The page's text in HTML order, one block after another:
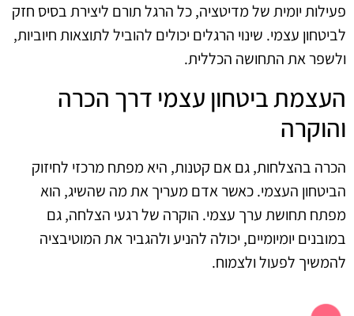
פעילות יומית של מדיטציה, כל הרגל תורם ליצירת בסיס חזק
לביטחון עצמי. שינוי הרגלים יכולים להוביל לתוצאות חיוביות,
ולשפר את התחושה הכללית.
העצמת ביטחון עצמי דרך הכרה
והוקרה
הכרה בהצלחות, גם אם קטנות, היא מפתח מרכזי לחיזוק
הביטחון העצמי. כאשר אדם מעריך את מה שהשיג, הוא
מפתח תחושת ערך עצמי. הוקרה של רגעי הצלחה, גם
במובנים יומיומיים, יכולה להניע ולהגביר את המוטיבציה
להמשיך לפעול ולצמוח.